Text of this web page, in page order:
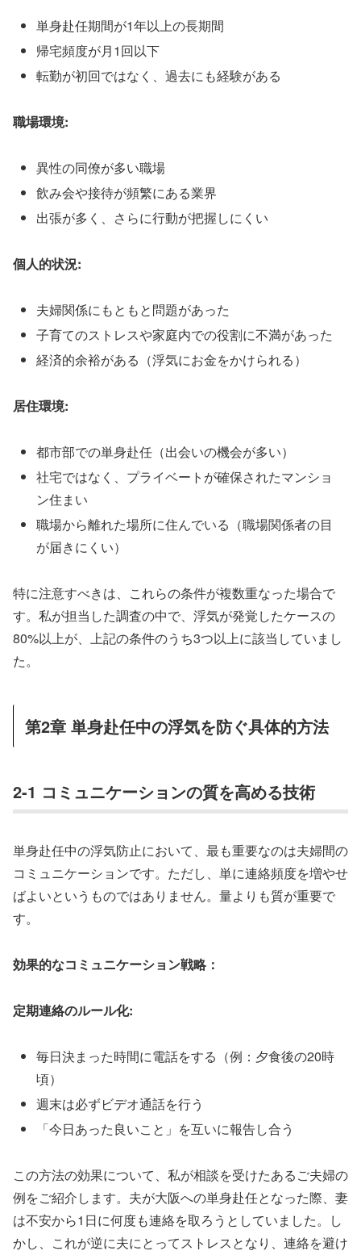
単身赴任期間が1年以上の長期間
帰宅頻度が月1回以下
転勤が初回ではなく、過去にも経験がある
職場環境:
異性の同僚が多い職場
飲み会や接待が頻繁にある業界
出張が多く、さらに行動が把握しにくい
個人的状況:
夫婦関係にもともと問題があった
子育てのストレスや家庭内での役割に不満があった
経済的余裕がある（浮気にお金をかけられる）
居住環境:
都市部での単身赴任（出会いの機会が多い）
社宅ではなく、プライベートが確保されたマンショ
ン住まい
職場から離れた場所に住んでいる（職場関係者の目
が届きにくい）
特に注意すべきは、これらの条件が複数重なった場合で
す。私が担当した調査の中で、浮気が発覚したケースの
80%以上が、上記の条件のうち3つ以上に該当していまし
た。
第2章 単身赴任中の浮気を防ぐ具体的方法
2-1 コミュニケーションの質を高める技術
単身赴任中の浮気防止において、最も重要なのは夫婦間の
コミュニケーションです。ただし、単に連絡頻度を増やせ
ばよいというものではありません。量よりも質が重要で
す。
効果的なコミュニケーション戦略：
定期連絡のルール化:
毎日決まった時間に電話をする（例：夕食後の20時
頃）
週末は必ずビデオ通話を行う
「今日あった良いこと」を互いに報告し合う
この方法の効果について、私が相談を受けたあるご夫婦の
例をご紹介します。夫が大阪への単身赴任となった際、妻
は不安から1日に何度も連絡を取ろうとしていました。し
かし、これが逆に夫にとってストレスとなり、連絡を避け